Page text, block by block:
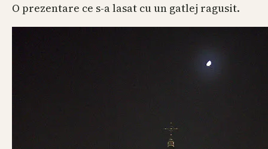
O prezentare ce s-a lasat cu un gatlej ragusit.